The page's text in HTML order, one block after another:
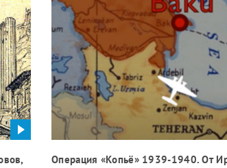
Операция «Копьё» 1939-1940. От